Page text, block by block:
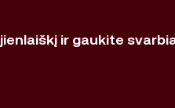
ir gaukite